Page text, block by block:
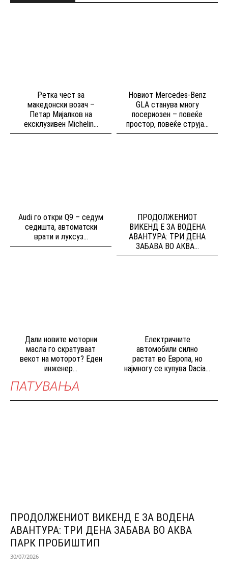
Ретка чест за
македонски возач –
Петар Мијалков на
ексклузивен Michelin...
Новиот Mercedes-Benz
GLA станува многу
посериозен – повеќе
простор, повеќе струја...
Audi го откри Q9 – седум
седишта, автоматски
врати и луксуз...
ПРОДОЛЖЕНИОТ
ВИКЕНД Е ЗА ВОДЕНА
АВАНТУРА: ТРИ ДЕНА
ЗАБАВА ВО АКВА...
Дали новите моторни
масла го скратуваат
векот на моторот? Еден
инженер...
Електричните
автомобили силно
растат во Европа, но
најмногу се купува Dacia...
ПАТУВАЊА
ПРОДОЛЖЕНИОТ ВИКЕНД Е ЗА ВОДЕНА
АВАНТУРА: ТРИ ДЕНА ЗАБАВА ВО АКВА
ПАРК ПРОБИШТИП
30/07/2026